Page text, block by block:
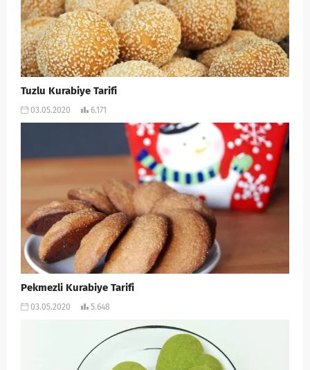
Tuzlu Kurabiye Tarifi
03.05.2020 6.171
Pekmezli Kurabiye Tarifi
03.05.2020 5.648